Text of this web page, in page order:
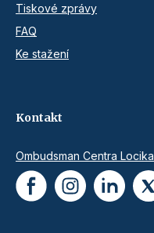
Tiskové zprávy
FAQ
Ke stažení
Kontakt
Ombudsman Centra Locika